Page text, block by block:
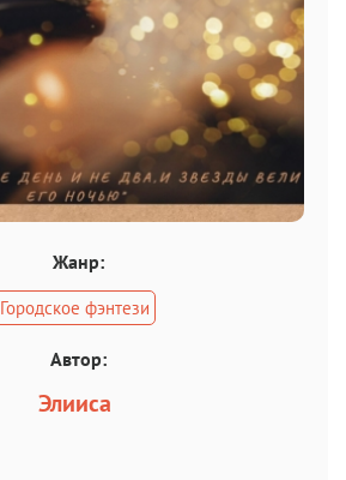
Жанр:
Городское фэнтези
Автор:
Элииса